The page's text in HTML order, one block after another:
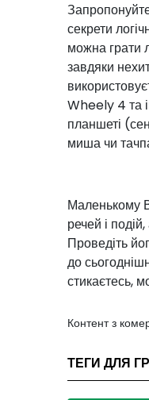
секрети
можна грати
завдяки
Wheely 4 та
планшеті
миша чи
Маленькому
речей і
Проведіть
до
стикаєтесь,
Контент з
ТЕГИ ДЛЯ